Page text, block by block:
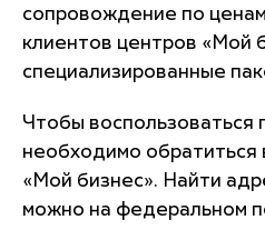
сопровождение по
клиентов центров «Мой
специализированные
Чтобы воспользоваться
необходимо обратиться
«Мой бизнес». Найти
можно на федеральном